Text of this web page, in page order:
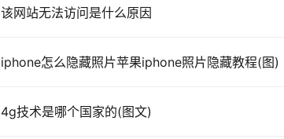
该网站无法访问是什么原因
iphone怎么隐藏照片苹果iphone照片隐藏教程(图)
4g技术是哪个国家的(图文)